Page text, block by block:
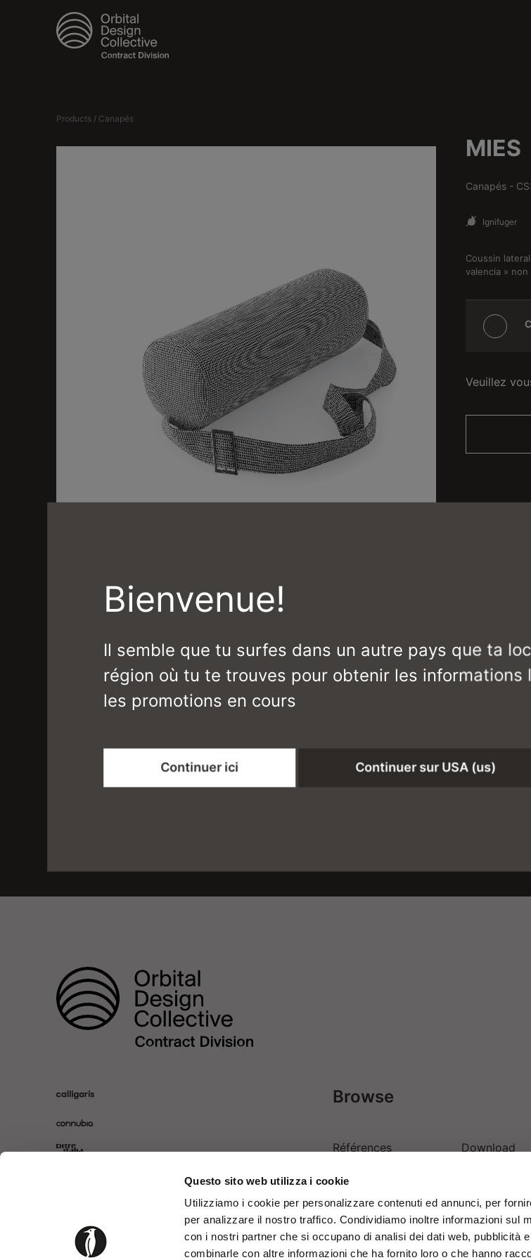
Questo sito web utilizza i cookie
Utilizziamo i cookie per personalizzare contenuti ed annunci, per
per analizzare il nostro traffico. Condividiamo inoltre informazioni sul
con i nostri partner che si occupano di analisi dei dati web, pubblicità
combinarle con altre informazioni che ha fornito loro o che hanno
Bienvenue!
Il semble que tu surfes dans un autre pays que ta
région où tu te trouves pour obtenir les
les promotions en cours
Continuer ici Continuer sur USA (us)
Products / Canapés
MIES
Canapés -
Ignifuger
Coussin
valencia »
Veuillez
Détails et téléchargements
Mesures du produit
Browse
Références Download
Contacts